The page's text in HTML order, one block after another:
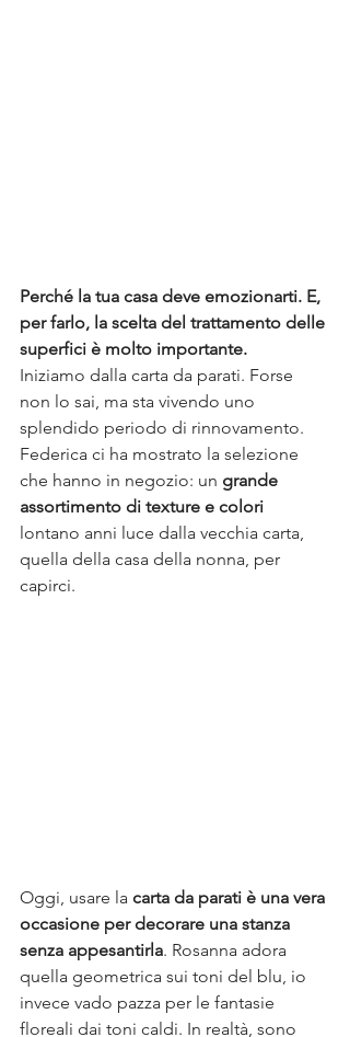
Perché la tua casa deve emozionarti. E,
per farlo, la scelta del trattamento delle
superfici è molto importante.
Iniziamo dalla carta da parati. Forse
non lo sai, ma sta vivendo uno
splendido periodo di rinnovamento.
Federica ci ha mostrato la selezione
che hanno in negozio: un grande
assortimento di texture e colori
lontano anni luce dalla vecchia carta,
quella della casa della nonna, per
capirci.
Oggi, usare la carta da parati è una vera
occasione per decorare una stanza
senza appesantirla. Rosanna adora
quella geometrica sui toni del blu, io
invece vado pazza per le fantasie
floreali dai toni caldi. In realtà, sono